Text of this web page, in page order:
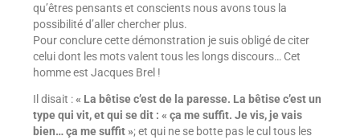
qu’êtres pensants et conscients nous avons tous la
possibilité d’aller chercher plus.
Pour conclure cette démonstration je suis obligé de citer
celui dont les mots valent tous les longs discours… Cet
homme est Jacques Brel !
Il disait :« La bêtise c’est de la paresse. La bêtise c’est un
type qui vit, et qui se dit : « ça me suffit. Je vis, je vais
bien… ça me suffit »; et qui ne se botte pas le cul tous les